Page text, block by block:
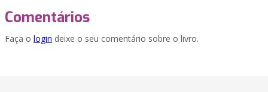
Comentários
Faça o login deixe o seu comentário sobre o livro.